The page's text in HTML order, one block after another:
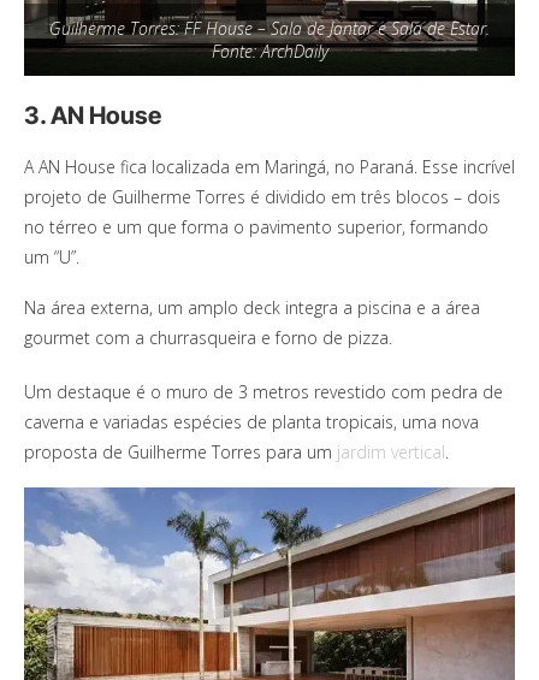
Guilherme Torres: FF House – Sala de Jantar e Sala de Estar.
Fonte: ArchDaily
3. AN House
A AN House fica localizada em Maringá, no Paraná. Esse incrível
projeto de Guilherme Torres é dividido em três blocos – dois
no térreo e um que forma o pavimento superior, formando
um “U”.
Na área externa, um amplo deck integra a piscina e a área
gourmet com a churrasqueira e forno de pizza.
Um destaque é o muro de 3 metros revestido com pedra de
caverna e variadas espécies de planta tropicais, uma nova
proposta de Guilherme Torres para um jardim vertical.